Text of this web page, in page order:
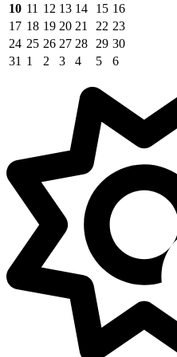
10 11 12 13 14 15 16
17 18 19 20 21 22 23
24 25 26 27 28 29 30
31 1 2 3 4 5 6